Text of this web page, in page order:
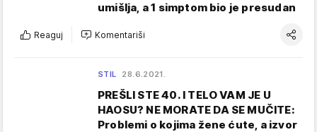
umišlja, a 1 simptom bio je presudan
Reaguj Komentariši
STIL 28.6.2021.
PREŠLI STE 40. I TELO VAM JE U
HAOSU? NE MORATE DA SE MUČITE:
Problemi o kojima žene ćute, a izvor